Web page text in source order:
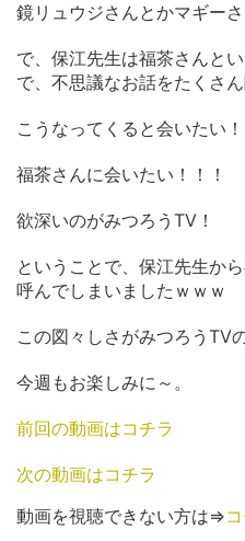
鏡リュウジさんとかマギー
で、保江先生は福茶さんと
で、不思議なお話をたくさ
こうなってくると会いたい！
福茶さんに会いたい！！！
欲深いのがみつろうTV！
ということで、保江先生か
呼んでしまいましたｗｗｗ
この図々しさがみつろうTV
今週もお楽しみに～。
前回の動画はコチラ
次の動画はコチラ
動画を視聴できない方は⇒